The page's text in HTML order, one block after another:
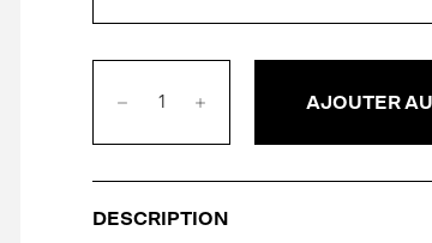
AJOUTER
DESCRIPTION